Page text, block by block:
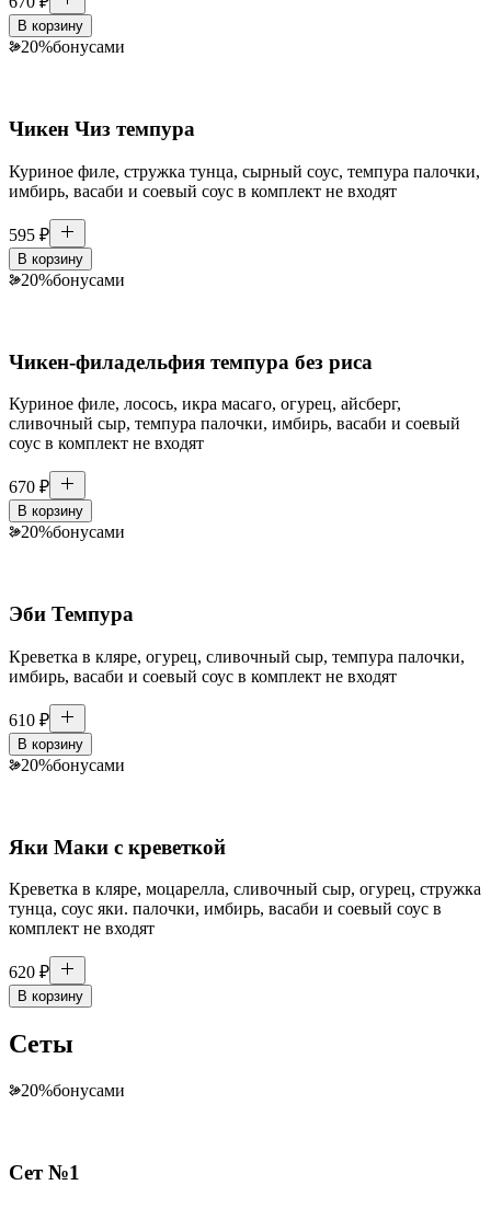
В корзину
20%бонусами
Чикен Чиз темпура
Куриное филе, стружка тунца, сырный соус, темпура палочки,
имбирь, васаби и соевый соус в комплект не входят
595 ₽
В корзину
20%бонусами
Чикен-филадельфия темпура без риса
Куриное филе, лосось, икра масаго, огурец, айсберг,
сливочный сыр, темпура палочки, имбирь, васаби и соевый
соус в комплект не входят
670 ₽
В корзину
20%бонусами
Эби Темпура
Креветка в кляре, огурец, сливочный сыр, темпура палочки,
имбирь, васаби и соевый соус в комплект не входят
610 ₽
В корзину
20%бонусами
Яки Маки с креветкой
Креветка в кляре, моцарелла, сливочный сыр, огурец, стружка
тунца, соус яки. палочки, имбирь, васаби и соевый соус в
комплект не входят
620 ₽
В корзину
Сеты
20%бонусами
Сет №1